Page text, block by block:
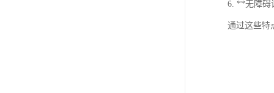
6. **无障碍
通过这些特